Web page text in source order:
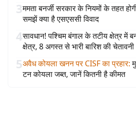
3ममता बनर्जी सरकार के नियमों के तहत
समझें क्या है एसएससी विवाद
4सावधान! पश्चिम बंगाल के तटीय क्षेत्र में
क्षेत्र, 8 अगस्त से भारी बारिश की चेतावनी
5अवैध कोयला खनन पर CISF का प्रहार:
टन कोयला जब्त, जानें कितनी है कीमत